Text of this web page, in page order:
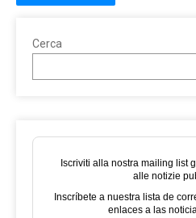
Cerca
Iscriviti alla nostra mailing list
alle notizie
Inscríbete a nuestra lista de
enlaces a las